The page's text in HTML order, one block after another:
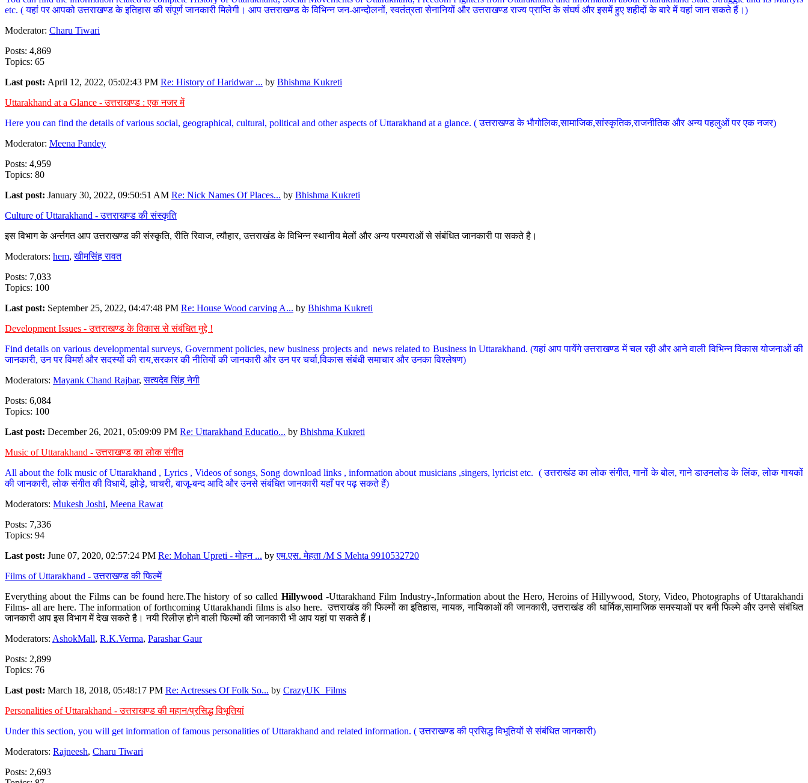
etc. ( यहां पर आपको उत्तराखण्ड के इतिहास की संपूर्ण जानकारी मिलेगी। आप उत्तराखण्ड के विभिन्न जन-आन्दोलनों, स्वतंत्रता सेनानियों और उत्तराखण्ड राज्य प्राप्ति के संघर्ष और इसमें हुए शहीदों के बारे में यहां जान सकते हैं।)
Moderator: Charu Tiwari
Posts: 4,869
Topics: 65
Last post: April 12, 2022, 05:02:43 PM Re: History of Haridwar ... by Bhishma Kukreti
Uttarakhand at a Glance - उत्तराखण्ड : एक नजर में
Here you can find the details of various social, geographical, cultural, political and other aspects of Uttarakhand at a glance. ( उत्तराखण्ड के भौगोलिक,सामाजिक,सांस्कृतिक,राजनीतिक और अन्य पहलुओं पर एक नजर)
Moderator: Meena Pandey
Posts: 4,959
Topics: 80
Last post: January 30, 2022, 09:50:51 AM Re: Nick Names Of Places... by Bhishma Kukreti
Culture of Uttarakhand - उत्तराखण्ड की संस्कृति
इस विभाग के अर्न्तगत आप उत्तराखण्ड की संस्कृति, रीति रिवाज, त्यौहार, उत्तराखंड के विभिन्न स्थानीय मेलों और अन्य परम्पराओं से संबंधित जानकारी पा सकते है।
Moderators: hem,खीमसिंह रावत
Posts: 7,033
Topics: 100
Last post: September 25, 2022, 04:47:48 PM Re: House Wood carving A... by Bhishma Kukreti
Development Issues - उत्तराखण्ड के विकास से संबंधित मुद्दे !
Find details on various developmental surveys, Government policies, new business projects and news related to Business in Uttarakhand. (यहां आप पायेंगे उत्तराखण्ड में चल रही और आने वाली विभिन्न विकास योजनाओं की
जानकारी, उन पर विमर्श और सदस्यों की राय,सरकार की नीतियों की जानकारी और उन पर चर्चा,विकास संबंधी समाचार और उनका विश्लेषण)
Moderators: Mayank Chand Rajbar,सत्यदेव सिंह नेगी
Posts: 6,084
Topics: 100
Last post: December 26, 2021, 05:09:09 PM Re: Uttarakhand Educatio... by Bhishma Kukreti
Music of Uttarakhand - उत्तराखण्ड का लोक संगीत
All about the folk music of Uttarakhand , Lyrics , Videos of songs, Song download links , information about musicians ,singers, lyricist etc. ( उत्तराखंड का लोक संगीत, गानों के बोल, गाने डाउनलोड के लिंक, लोक गायकों
की जानकारी, लोक संगीत की विधायें, झोड़े, चाचरी, बाजू-बन्द आदि और उनसे संबंधित जानकारी यहाँ पर पढ़ सकते हैं)
Moderators: Mukesh Joshi, Meena Rawat
Posts: 7,336
Topics: 94
Last post: June 07, 2020, 02:57:24 PM Re: Mohan Upreti - मोहन ... byएम.एस. मेहता /M S Mehta 9910532720
Films of Uttarakhand - उत्तराखण्ड की फिल्में
Everything about the Films can be found here.The history of so called Hillywood-Uttarakhand Film Industry-,Information about the Hero, Heroins of Hillywood, Story, Video, Photographs of Uttarakhandi
Films- all are here. The information of forthcoming Uttarakhandi films is also here. उत्तराखंड की फिल्मों का इतिहास, नायक, नायिकाओं की जानकारी, उत्तराखंड की धार्मिक,सामाजिक समस्याओं पर बनी फिल्मे और उनसे संबंधित
जानकारी आप इस विभाग में देख सकते है। नयी रिलीज़ होने वाली फिल्मों की जानकारी भी आप यहां पा सकते हैं।
Moderators: AshokMall, R.K.Verma, Parashar Gaur
Posts: 2,899
Topics: 76
Last post: March 18, 2018, 05:48:17 PM Re: Actresses Of Folk So... by CrazyUK_Films
Personalities of Uttarakhand - उत्तराखण्ड की महान/प्रसिद्ध विभूतियां
Under this section, you will get information of famous personalities of Uttarakhand and related information. ( उत्तराखण्ड की प्रसिद्ध विभूतियों से संबंधित जानकारी)
Moderators: Rajneesh, Charu Tiwari
Posts: 2,693